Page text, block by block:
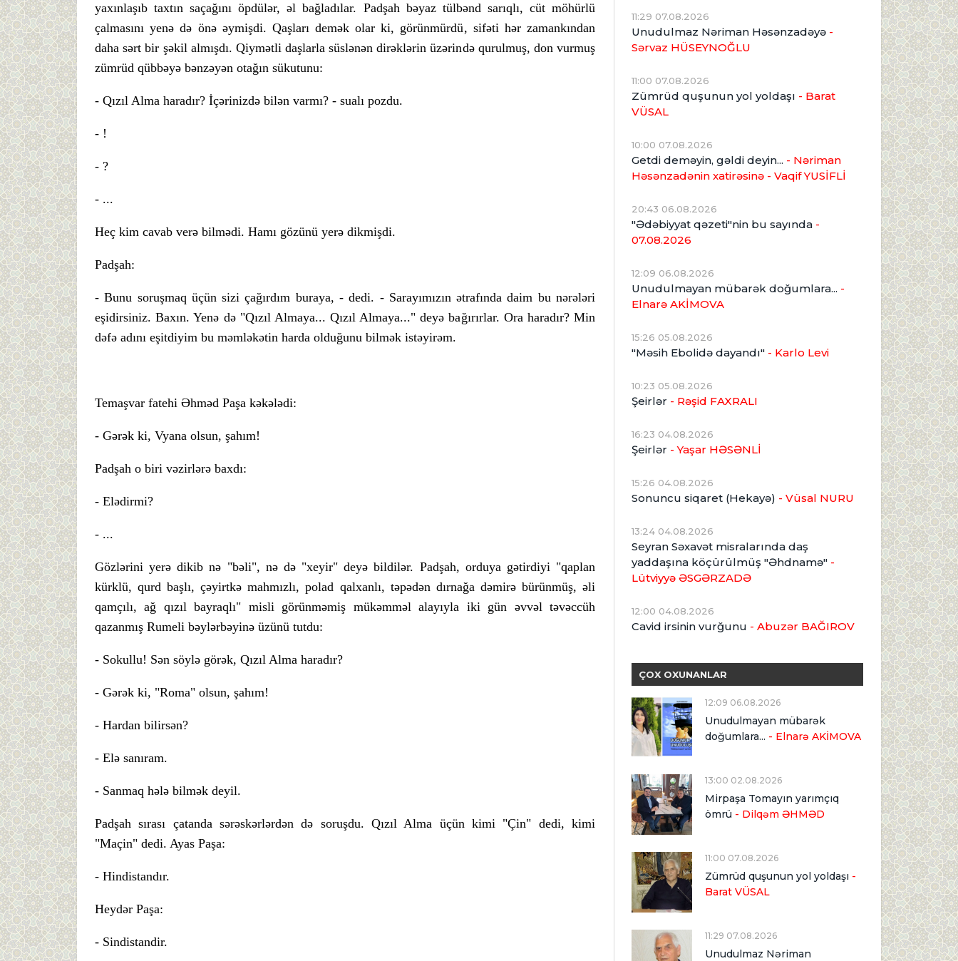
yaxınlaşıb taxtın saçağını öpdülər, əl bağladılar. Padşah bəyaz tülbənd sarıqlı, cüt möhürlü
çalmasını yenə də önə əymişdi. Qaşları demək olar ki, görünmürdü, sifəti hər zamankından
daha sərt bir şəkil almışdı. Qiymətli daşlarla süslənən dirəklərin üzərində qurulmuş, don vurmuş
zümrüd qübbəyə bənzəyən otağın sükutunu:
- Qızıl Alma haradır? İçərinizdə bilən varmı? - sualı pozdu.
- !
- ?
- ...
Heç kim cavab verə bilmədi. Hamı gözünü yerə dikmişdi.
Padşah:
- Bunu soruşmaq üçün sizi çağırdım buraya, - dedi. - Sarayımızın ətrafında daim bu nərələri
eşidirsiniz. Baxın. Yenə də "Qızıl Almaya... Qızıl Almaya..." deyə bağırırlar. Ora haradır? Min
dəfə adını eşitdiyim bu məmləkətin harda olduğunu bilmək istəyirəm.
Temaşvar fatehi Əhməd Paşa kəkələdi:
- Gərək ki, Vyana olsun, şahım!
Padşah o biri vəzirlərə baxdı:
- Elədirmi?
- ...
Gözlərini yerə dikib nə "bəli", nə də "xeyir" deyə bildilər. Padşah, orduya gətirdiyi "qaplan
kürklü, qurd başlı, çəyirtkə mahmızlı, polad qalxanlı, təpədən dırnağa dəmirə bürünmüş, əli
qamçılı, ağ qızıl bayraqlı" misli görünməmiş mükəmməl alayıyla iki gün əvvəl təvəccüh
qazanmış Rumeli bəylərbəyinə üzünü tutdu:
- Sokullu! Sən söylə görək, Qızıl Alma haradır?
- Gərək ki, "Roma" olsun, şahım!
- Hardan bilirsən?
- Elə sanıram.
- Sanmaq hələ bilmək deyil.
Padşah sırası çatanda sərəskərlərdən də soruşdu. Qızıl Alma üçün kimi "Çin" dedi, kimi
"Maçin" dedi. Ayas Paşa:
- Hindistandır.
Heydər Paşa:
- Sindistandir.
11:29 07.08.2026
Unudulmaz Nəriman Həsənzadəyə -
Sərvaz HÜSEYNOĞLU
11:00 07.08.2026
Zümrüd quşunun yol yoldaşı - Barat
VÜSAL
10:00 07.08.2026
Getdi deməyin, gəldi deyin... - Nəriman
Həsənzadənin xatirəsinə - Vaqif YUSİFLİ
20:43 06.08.2026
"Ədəbiyyat qəzeti"nin bu sayında -
07.08.2026
12:09 06.08.2026
Unudulmayan mübarək doğumlara... -
Elnarə AKİMOVA
15:26 05.08.2026
"Məsih Ebolidə dayandı" - Karlo Levi
10:23 05.08.2026
Şeirlər - Rəşid FAXRALI
16:23 04.08.2026
Şeirlər - Yaşar HƏSƏNLİ
15:26 04.08.2026
Sonuncu siqaret (Hekayə) - Vüsal NURU
13:24 04.08.2026
Seyran Səxavət misralarında daş
yaddaşına köçürülmüş "Əhdnamə" -
Lütviyyə ƏSGƏRZADƏ
12:00 04.08.2026
Cavid irsinin vurğunu - Abuzər BAĞIROV
ÇOX OXUNANLAR
12:09 06.08.2026
Unudulmayan mübarək
doğumlara... - Elnarə AKİMOVA
13:00 02.08.2026
Mirpaşa Tomayın yarımçıq
ömrü - Dilqəm ƏHMƏD
11:00 07.08.2026
Zümrüd quşunun yol yoldaşı -
Barat VÜSAL
11:29 07.08.2026
Unudulmaz Nəriman